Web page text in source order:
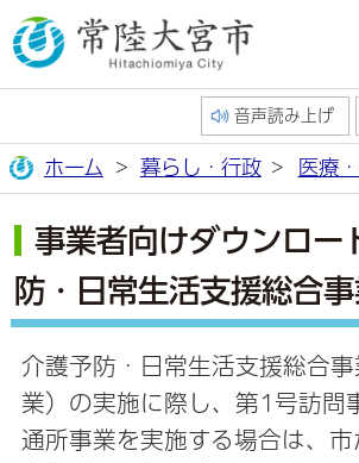
音声読み上げ
ホーム 暮らし・行政 医療
事業者向けダウンロー
防・日常生活支援総合事
介護予防・日常生活支援総合
業）の実施に際し、第1号訪問
通所事業を実施する場合は、